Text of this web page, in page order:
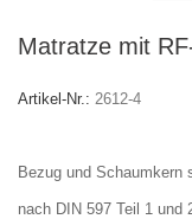
Matratze mit
Artikel-Nr.: 2612-4
Bezug und Schaumkern
nach DIN 597 Teil 1 und